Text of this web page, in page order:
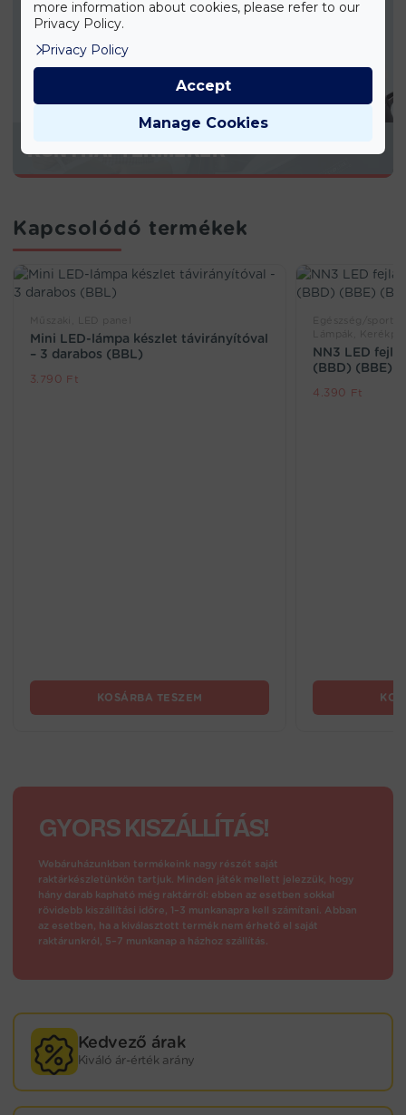
KONYHAI TERMÉKEK
Kapcsolódó termékek
Mini LED-lámpa készlet távirányítóval
– 3 darabos (BBL)
3.790 Ft
KOSÁRBA TESZEM
NN3 LED
(BBD) (BBE)
4.390 Ft
GYORS KISZÁLLÍTÁS!
Webáruházunkban termékeink nagy részét saját
raktárkészletünkön tartjuk. Minden játék mellett jelezzük, hogy
hány darab kapható még raktárról: ebben az esetben sokkal
rövidebb kiszállítási időre, 1–3 munkanapra kell számítani. Abban
az esetben, ha a kiválasztott termék nem érhető el saját
raktárunkról, 5–7 munkanap a házhoz szállítás.
Kedvező árak
Kiváló ár-érték arány
more information about cookies, please refer to our
Privacy Policy.
Privacy Policy
Manage Cookies
Accept